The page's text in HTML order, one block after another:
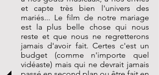
et capte très bien l'univers des
mariés... Le film de notre mariage
est la plus belle chose qui nous
reste et que nous ne regretterons
jamais d'avoir fait. Certes c'est un
budget (comme n'importe quel
vidéaste) mais qui ne devrait jamais